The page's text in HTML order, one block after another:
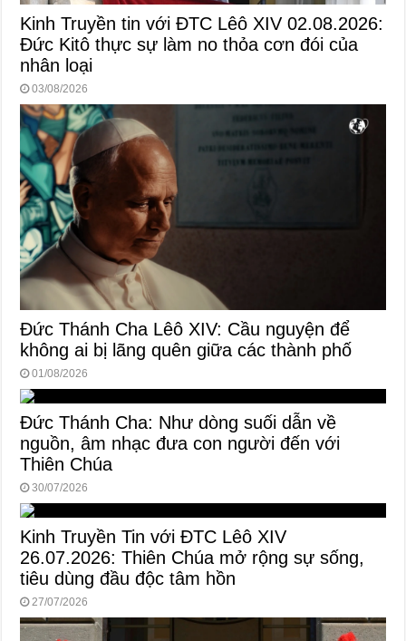
Kinh Truyền tin với ĐTC Lêô XIV 02.08.2026:
Đức Kitô thực sự làm no thỏa cơn đói của
nhân loại
03/08/2026
Đức Thánh Cha Lêô XIV: Cầu nguyện để
không ai bị lãng quên giữa các thành phố
01/08/2026
Đức Thánh Cha: Như dòng suối dẫn về
nguồn, âm nhạc đưa con người đến với
Thiên Chúa
30/07/2026
Kinh Truyền Tin với ĐTC Lêô XIV
26.07.2026: Thiên Chúa mở rộng sự sống,
tiêu dùng đầu độc tâm hồn
27/07/2026